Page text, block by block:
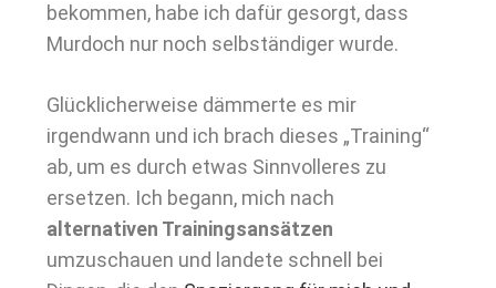
bekommen, habe ich dafür gesorgt, dass
Murdoch nur noch selbständiger wurde.
Glücklicherweise dämmerte es mir
irgendwann und ich brach dieses „Training“
ab, um es durch etwas Sinnvolleres zu
ersetzen. Ich begann, mich nach
alternativen Trainingsansätzen
umzuschauen und landete schnell bei